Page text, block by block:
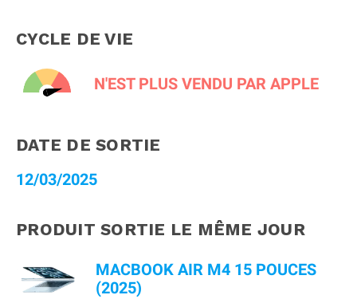
CYCLE DE VIE
N'EST PLUS VENDU PAR APPLE
DATE DE SORTIE
12/03/2025
PRODUIT SORTIE LE MÊME JOUR
MACBOOK AIR M4 15 POUCES
(2025)